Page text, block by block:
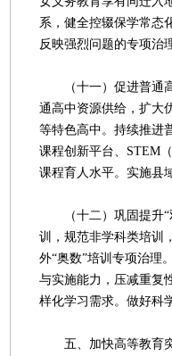
系，健全控辍保学常态
反映强烈问题的专项治
（十一）促进普通高
通高中资源供给，扩大
等特色高中。持续推进
课程创新平台、STEM
课程育人水平。实施县
（十二）巩固提升“
训，规范非学科类培训
外“奥数”培训专项治理
与实施能力，压减重复
样化学习需求。做好科
五、加快高等教育突